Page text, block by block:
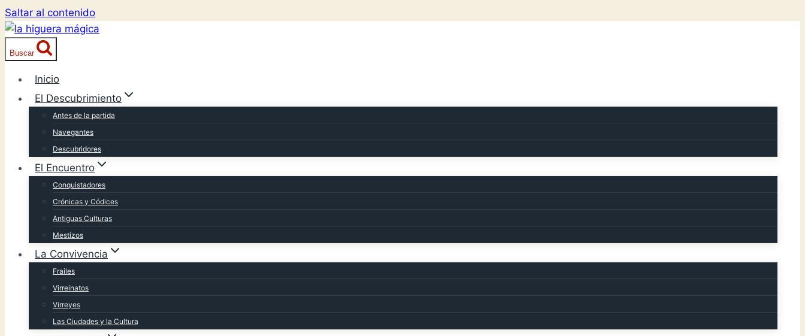
Saltar al contenido
Buscar
Inicio
El Descubrimiento
Antes de la partida
Navegantes
Descubridores
El Encuentro
Conquistadores
Crónicas y Códices
Antiguas Culturas
Mestizos
La Convivencia
Frailes
Virreinatos
Virreyes
Las Ciudades y la Cultura